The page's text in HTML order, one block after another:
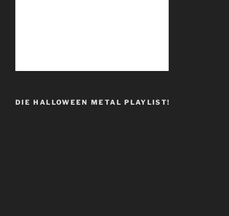
DIE HALLOWEEN METAL PLAYLIST!